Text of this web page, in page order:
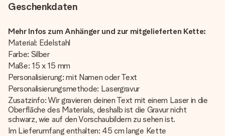
Geschenkdaten
Mehr Infos zum Anhänger und zur mitgelieferten Kette:
Material: Edelstahl
Farbe: Silber
Maße: 15 x 15 mm
Personalisierung: mit Namen oder Text
Personalisierungsmethode: Lasergravur
Zusatzinfo: Wir gravieren deinen Text mit einem Laser in die
Oberfläche des Materials, deshalb ist die Gravur nicht
schwarz, wie auf den Vorschaubildern zu sehen ist.
Im Lieferumfang enthalten: 45 cm lange Kette